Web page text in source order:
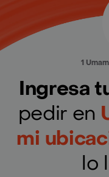
1
Ingresa
pedir en
mi
lo